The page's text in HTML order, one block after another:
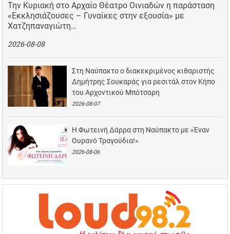
Την Κυριακή στο Αρχαίο Θέατρο Οινιαδών η παράσταση
«Εκκλησιάζουσες – Γυναίκες στην εξουσία» με
Χατζηπαναγιώτη…
2026-08-08
Στη Ναύπακτο ο διακεκριμένος κιθαριστής
Δημήτρης Σουκαράς για ρεσιτάλ στον Κήπο
του Αρχοντικού Μπότσαρη
2026-08-07
Η Φωτεινή Δάρρα στη Ναύπακτο με «Έναν
Ουρανό Τραγούδια!»
2026-08-06